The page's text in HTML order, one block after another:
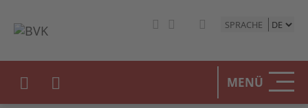
SPRACHE
MENÜ
DER